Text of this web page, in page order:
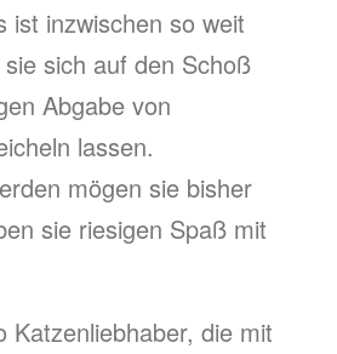
ist inzwischen so weit
sich auf den Schoß
Abgabe von
lassen.
mögen sie bisher
sie riesigen Spaß mit
Katzenliebhaber, die mit